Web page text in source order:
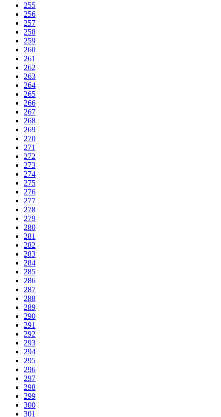
255
256
257
258
259
260
261
262
263
264
265
266
267
268
269
270
271
272
273
274
275
276
277
278
279
280
281
282
283
284
285
286
287
288
289
290
291
292
293
294
295
296
297
298
299
300
301